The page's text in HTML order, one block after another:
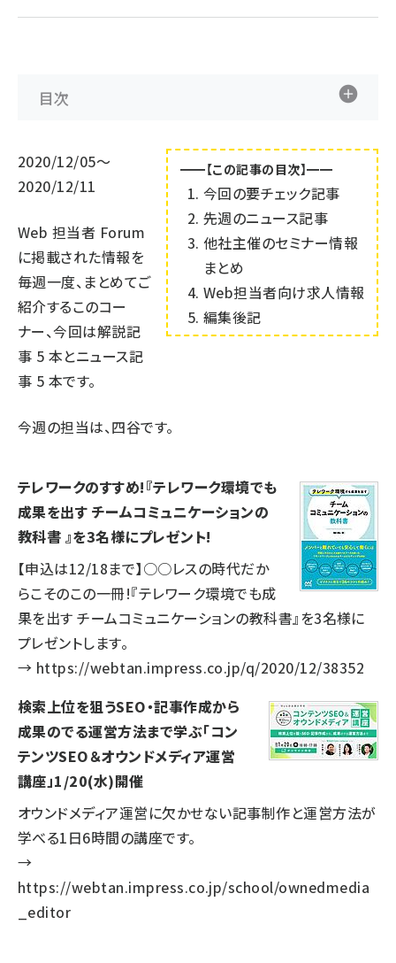
目次
━━【この記事の目次】━━
今回の要チェック記事
先週のニュース記事
他社主催のセミナー情報
まとめ
Web担当者向け求人情報
編集後記
2020/12/05～
2020/12/11
Web 担当者 Forum
に掲載された情報を
毎週一度、まとめてご
紹介するこのコー
ナー、今回は解説記
事 5 本とニュース記
事 5 本です。
今週の担当は、四谷です。
テレワークのすすめ!『テレワーク環境でも
成果を出す チームコミュニケーションの
教科書 』を3名様にプレゼント!
【申込は12/18まで】○○レスの時代だか
らこそのこの一冊!『テレワーク環境でも成
果を出す チームコミュニケーションの教科書』を3名様に
プレゼントします。
→ https://webtan.impress.co.jp/q/2020/12/38352
検索上位を狙うSEO・記事作成から
成果のでる運営方法まで学ぶ「コン
テンツSEO＆オウンドメディア運営
講座」1/20(水)開催
オウンドメディア運営に欠かせない記事制作と運営方法が
学べる1日6時間の講座です。
→
https://webtan.impress.co.jp/school/ownedmedia
_editor